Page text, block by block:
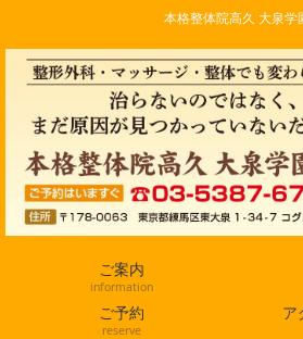
本格整体院高久 大泉学
ご案内
information
ご予約
reserve
ア